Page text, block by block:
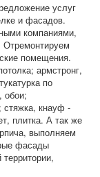
услуг
и фасадов.
компаниями,
помещения.
армстронг,
по
обои;
стяжка, кнауф -
плитка. А так же
выполняем
фасады